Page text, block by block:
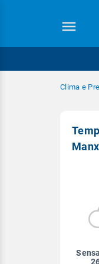
Clima e